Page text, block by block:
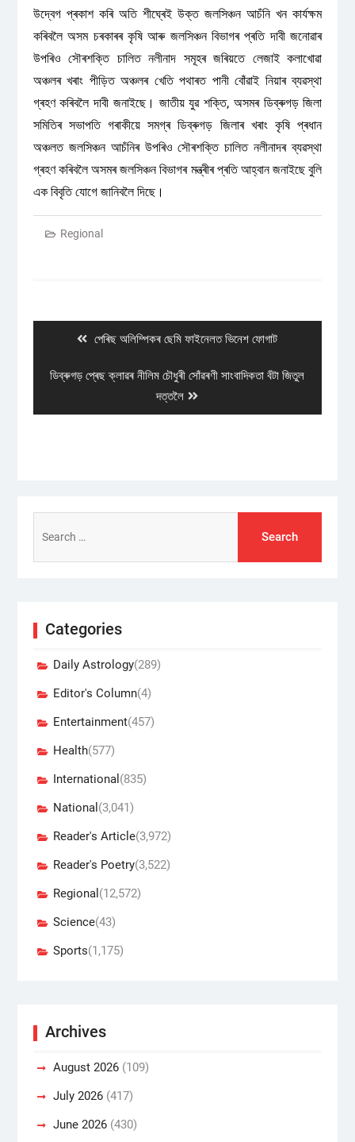
উদ্বেগ প্ৰকাশ কৰি অতি শীঘ্ৰেই উক্ত জলসিঞ্চন আচঁনি খন কাৰ্যক্ষম
কৰিবলৈ অসম চৰকাৰৰ কৃষি আৰু জলসিঞ্চন বিভাগৰ প্ৰতি দাবী জনোৱাৰ
উপৰিও সৌৰশক্তি চালিত নলীনাদ সমূহৰ জৰিয়তে লেজাই কলাখোৱা
অঞ্চলৰ খৰাং পীড়িত অঞ্চলৰ খেতি পথাৰত পানী বোঁৱাই নিয়াৰ ব্যৱস্থা
গ্ৰহণ কৰিবলৈ দাবী জনাইছে। জাতীয় যুৱ শক্তি, অসমৰ ডিব্ৰুগড় জিলা
সমিতিৰ সভাপতি গৰাকীয়ে সমগ্ৰ ডিব্ৰুগড় জিলাৰ খৰাং কৃষি প্ৰধান
অঞ্চলত জলসিঞ্চন আচঁনিৰ উপৰিও সৌৰশক্তি চালিত নলীনাদৰ ব্যৱস্থা
গ্ৰহণ কৰিবলৈ অসমৰ জলসিঞ্চন বিভাগৰ মন্ত্ৰীৰ প্ৰতি আহ্বান জনাইছে বুলি
এক বিবৃতি যোগে জানিবলৈ দিছে।
Regional
Previous
পেৰিছ অলিম্পিকৰ ছেমি ফাইনেলত ভিনেশ ফোগাট
Next
ডিব্ৰুগড় প্ৰেছ ক্লাৱৰ নীলিম চৌধুৰী সোঁৱৰণী সাংবাদিকতা বঁটা জিতুল
দত্তলৈ
for:
Categories
Daily Astrology(289)
Editor's Column(4)
Entertainment(457)
Health(577)
International (835)
National (3,041)
Reader's Article(3,972)
Reader's Poetry(3,522)
Regional (12,572)
Science(43)
Sports(1,175)
Archives
August 2026(109)
July 2026(417)
June 2026(430)